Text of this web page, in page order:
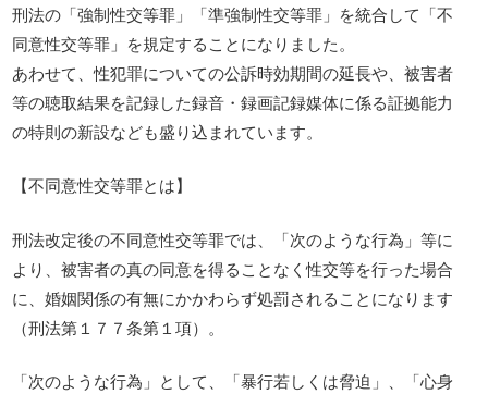
刑法の「強制性交等罪」「準強制性交等罪」を統合して「不
同意性交等罪」を規定することになりました。
あわせて、性犯罪についての公訴時効期間の延長や、被害者
等の聴取結果を記録した録音・録画記録媒体に係る証拠能力
の特則の新設なども盛り込まれています。
【不同意性交等罪とは】
刑法改定後の不同意性交等罪では、「次のような行為」等に
より、被害者の真の同意を得ることなく性交等を行った場合
に、婚姻関係の有無にかかわらず処罰されることになります
（刑法第１７７条第１項）。
「次のような行為」として、「暴行若しくは脅迫」、「心身